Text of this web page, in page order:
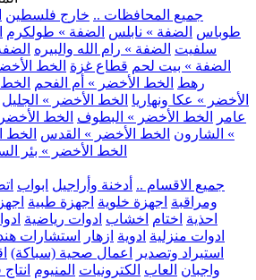
.. جميع المحافظات .. خارج فلسطين
طوباس الضفة » نابلس الضفة » طولكرم
سلفيت الضفة » رام الله والبيره
الضفة » بيت لحم قطاع غزة الخط
رهط الخط الأخضر » أم الفحم
الأخضر » عكا ونهاريا الخط الأخضر » الجليل
عامر
الخط الأخضر » البطوف الخط
» الشارون الخط الأخضر » القدس الخط
الخط الأخضر » بئر
.. جميع الاقسام .. أدخنة وأراجيل ابواب
ومراقبة اجهزة خلوية اجهزة طبية
احذية اختام اخشاب ادوات رياضية
ادوات منزلية ادوية ازهار استشارات
استيراد وتصدير
اعمال صحية (سباكة)
واجبان العاب الكترونيات المنيوم